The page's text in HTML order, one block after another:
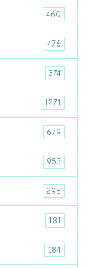
460
476
374
1271
679
953
298
181
184